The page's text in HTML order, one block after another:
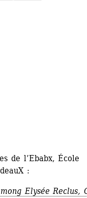
de l’Ebabx, École
:
Elysée Reclus,